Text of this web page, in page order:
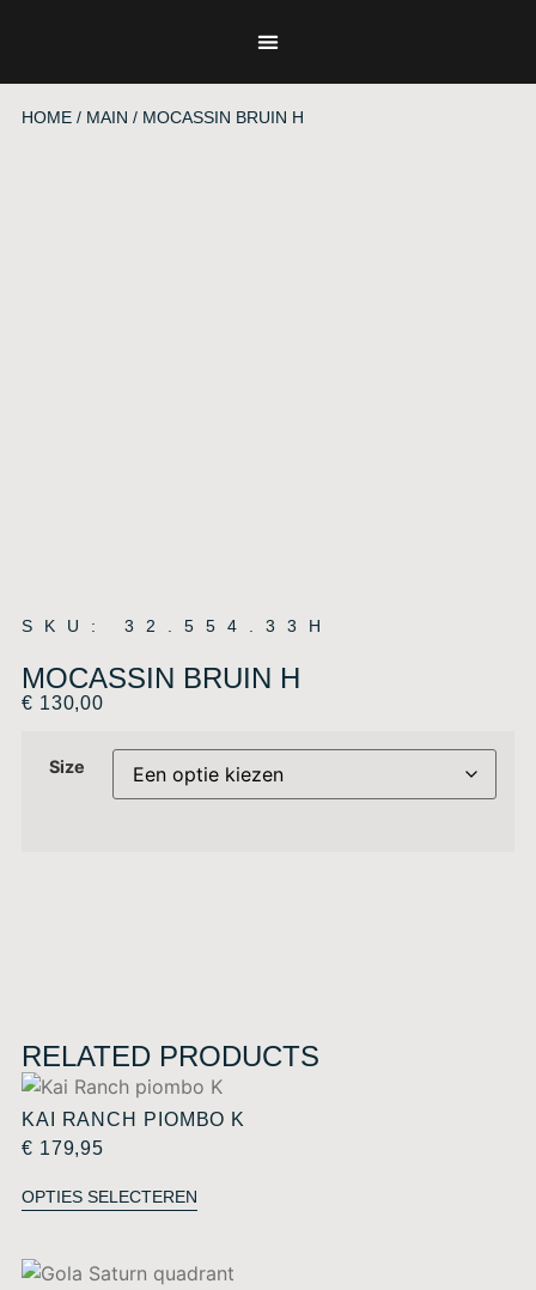
HOME/ MAIN / MOCASSIN BRUIN H
SKU: 32.554.33H
MOCASSIN BRUIN H
€ 130,00
Size
RELATED PRODUCTS
KAI RANCH PIOMBO K
€ 179,95
OPTIES SELECTEREN